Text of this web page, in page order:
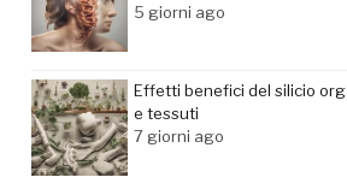
5 giorni ago
Effetti benefici del silicio
e tessuti
7 giorni ago